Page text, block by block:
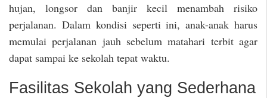
hujan, longsor dan banjir kecil menambah risiko
perjalanan. Dalam kondisi seperti ini, anak-anak harus
memulai perjalanan jauh sebelum matahari terbit agar
dapat sampai ke sekolah tepat waktu.
Fasilitas Sekolah yang Sederhana